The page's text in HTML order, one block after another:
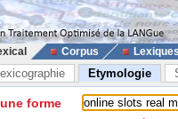
Corpus
Etymologie
forme